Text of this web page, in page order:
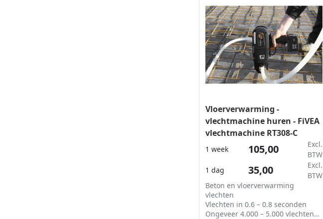
Vloerverwarming -
vlechtmachine huren - FiVEA
vlechtmachine RT308-C
1 dag 35,00
Excl.
BTW
1 week 105,00
Excl.
BTW
Beton en vloerverwarming
vlechten
Vlechten in 0.6 – 0.8 seconden
Ongeveer 4.000 – 5.000 vlechten